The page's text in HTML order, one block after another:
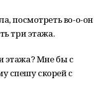
посмотреть во-о-он
три этажа.
этажа? Мне бы с
спешу скорей с